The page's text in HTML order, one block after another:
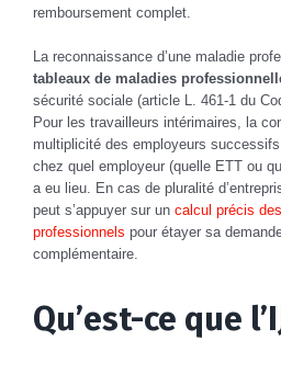
remboursement complet.
La reconnaissance d’une maladie
tableaux de maladies
sécurité sociale (article L. 461-1 du
Pour les travailleurs intérimaires, la
multiplicité des employeurs
chez quel employeur (quelle ETT ou
a eu lieu. En cas de pluralité
peut s’appuyer sur un calcul précis
professionnels pour étayer sa
complémentaire.
Qu’est-ce que